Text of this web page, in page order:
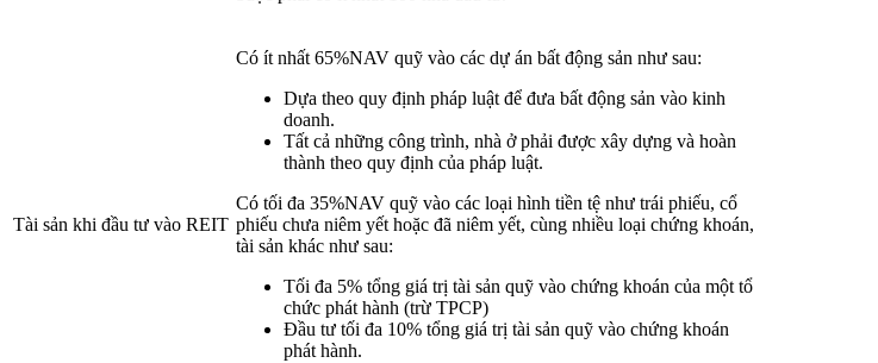
Tài sản khi đầu tư vào REIT
Có ít nhất 65%NAV quỹ vào các dự án bất động sản như sau:
Dựa theo quy định pháp luật để đưa bất động sản vào kinh
doanh.
Tất cả những công trình, nhà ở phải được xây dựng và hoàn
thành theo quy định của pháp luật.
Có tối đa 35%NAV quỹ vào các loại hình tiền tệ như trái phiếu, cổ
phiếu chưa niêm yết hoặc đã niêm yết, cùng nhiều loại chứng khoán,
tài sản khác như sau:
Tối đa 5% tổng giá trị tài sản quỹ vào chứng khoán của một tổ
chức phát hành (trừ TPCP)
Đầu tư tối đa 10% tổng giá trị tài sản quỹ vào chứng khoán
phát hành.